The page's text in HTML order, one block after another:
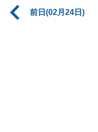
前日(02月24日)